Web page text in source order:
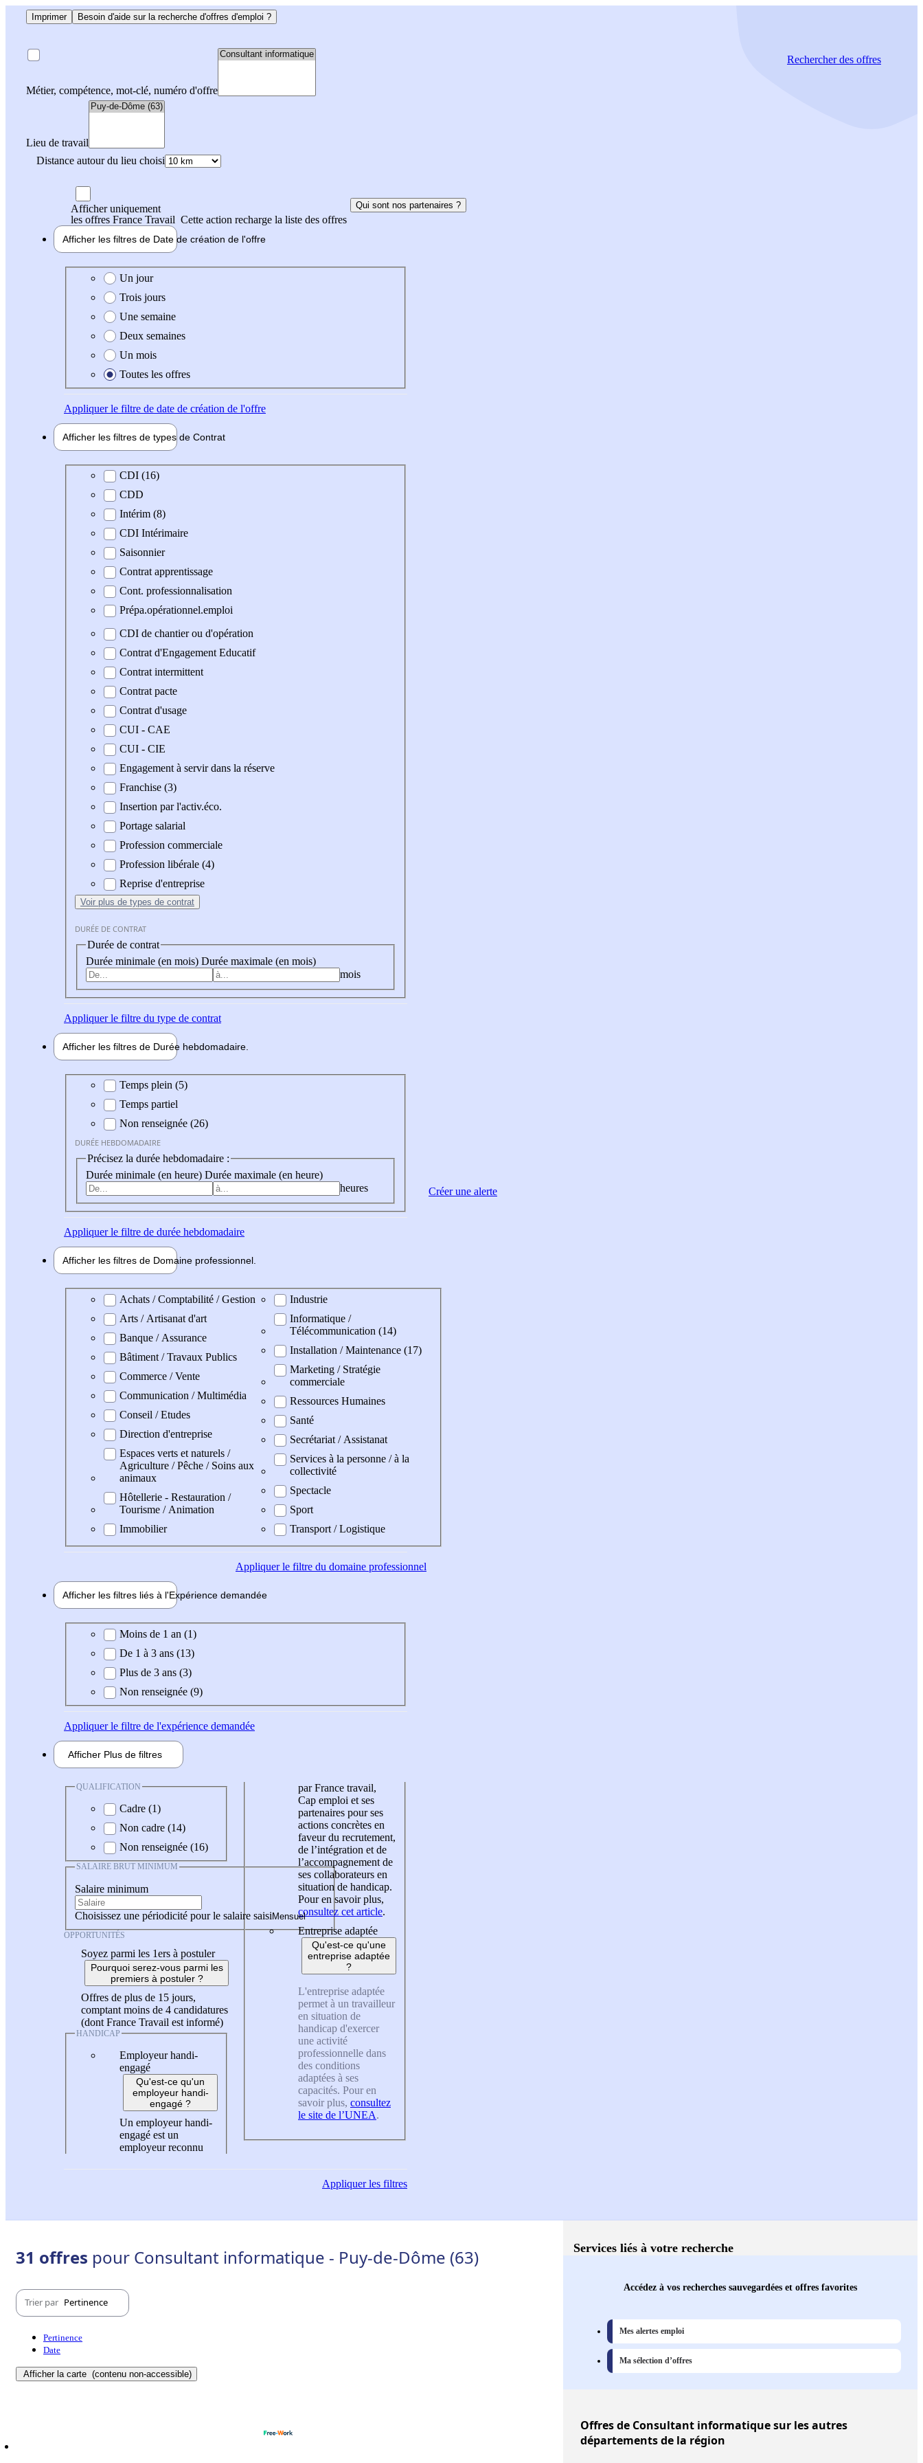
Imprimer Besoin d'aide sur la recherche d'offres d'emploi ?
Métier, compétence, mot-clé, numéro d'offre
Lieu de travail
Distance autour du lieu choisi
Rechercherdes offres
Afficher uniquement
les offres France Travail Cette action recharge la liste des offres
Qui sont nos partenaires ?
Afficher les filtres de Date de création de l'offre
Date de création de l'offre
Un jour
Trois jours
Une semaine
Deux semaines
Un mois
Toutes les offres
Appliquerle filtre de date de création de l'offre
Afficher les filtres de types de Contrat
Type de contratCDI (16)
CDD
Intérim (8)
CDI Intérimaire
Saisonnier
Contrat apprentissage
Cont. professionnalisation
Prépa.opérationnel.emploi
CDI de chantier ou d'opération
Contrat d'Engagement Educatif
Contrat intermittent
Contrat pacte
Contrat d'usage
CUI - CAE
CUI - CIE
Engagement à servir dans la réserve
Franchise (3)
Insertion par l'activ.éco.
Portage salarial
Profession commerciale
Profession libérale (4)
Reprise d'entreprise
Voir plus de types de contrat
DURÉE DE CONTRAT
Durée de contrat
Durée minimale (en mois) Durée maximale (en mois)
mois
Appliquerle filtre du type de contrat
Afficher les filtres de Durée hebdomadaire
Durée hebdomadaire
Temps plein (5)
Temps partiel
Non renseignée (26)
DURÉE HEBDOMADAIRE
Précisez la durée hebdomadaire :
Durée minimale (en heure) Durée maximale (en heure)
heures
Appliquerle filtre de durée hebdomadaire
Afficher les filtres de Domaine professionnel
Domaine professionel
Achats / Comptabilité / Gestion
Arts / Artisanat d'art
Banque / Assurance
Bâtiment / Travaux Publics
Commerce / Vente
Communication / Multimédia
Conseil / Etudes
Direction d'entreprise
Espaces verts et naturels /
Agriculture / Pêche / Soins aux
animaux
Hôtellerie - Restauration /
Tourisme / Animation
Immobilier
Industrie
Informatique /
Télécommunication (14)
Installation / Maintenance (17)
Marketing / Stratégie
commerciale
Ressources Humaines
Santé
Secrétariat / Assistanat
Services à la personne / à la
collectivité
Spectacle
Sport
Transport / Logistique
Appliquerle filtre du domaine professionnel
Afficher les filtres liés à l'Expérience demandée
Expérience demandée
Moins de 1 an (1)
De 1 à 3 ans (13)
Plus de 3 ans (3)
Non renseignée (9)
Appliquerle filtre de l'expérience demandée
Afficher Plus de filtres
QUALIFICATION
Cadre (1)
Non cadre (14)
Non renseignée (16)
SALAIRE BRUT MINIMUM
Salaire minimum
Choisissez une périodicité pour le salaire saisi
OPPORTUNITÉS
Soyez parmi les 1ers à postuler
Pourquoi serez-vous parmi les
premiers à postuler ?
Offres de plus de 15 jours,
comptant moins de 4 candidatures
(dont France Travail est informé)
HANDICAP
Employeur handi-
engagé
Qu'est-ce qu'un
employeur handi-
engagé ?
Un employeur handi-
engagé est un
employeur reconnu
par France travail,
Cap emploi et ses
partenaires pour ses
actions concrètes en
faveur du recrutement,
de l’intégration et de
l’accompagnement de
ses collaborateurs en
situation de handicap.
Pour en savoir plus,
consultez cet article.
Entreprise adaptée
Qu'est-ce qu'une
entreprise adaptée
?
L'entreprise adaptée
permet à un travailleur
en situation de
handicap d'exercer
une activité
professionnelle dans
des conditions
adaptées à ses
capacités. Pour en
savoir plus, consultez
le site de l’UNEA.
Appliquerles filtres
Créer une alerte
31 offres pour Consultant informatique - Puy-de-Dôme (63)
Trier par Pertinence
Pertinence
Date
Afficher la carte (contenu non-accessible)
Services liés à votre recherche
Accédez à vos recherches sauvegardées et offres favorites
Mes alertes emploi
Ma sélection d’offres
Offresde Consultant informatique sur les autres
départements de la région